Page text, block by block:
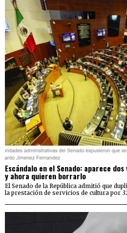
Escándalo en el Senado: aparece
y ahora quieren borrarlo
El Senado de la República admitió que
la prestación de servicios de cultura por